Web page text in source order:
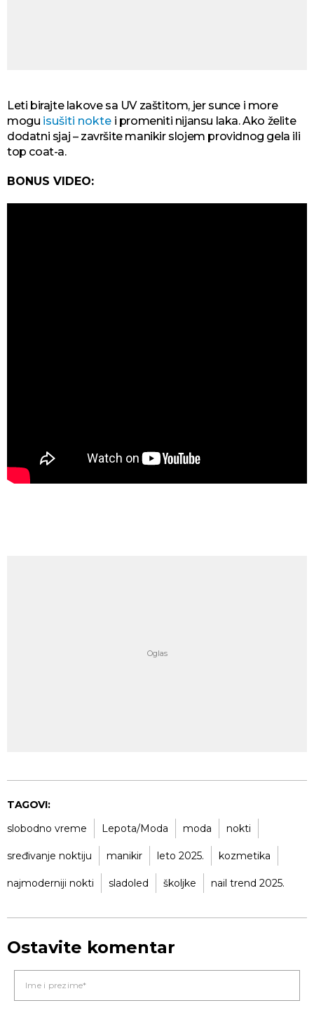
Leti birajte lakove sa UV zaštitom, jer sunce i more
mogu isušiti nokte i promeniti nijansu laka. Ako želite
dodatni sjaj – završite manikir slojem providnog gela ili
top coat-a.
BONUS VIDEO:
TAGOVI:
slobodno vreme
Lepota/Moda moda nokti
sređivanje noktiju manikir leto 2025. kozmetika
najmoderniji nokti sladoled školjke nail trend 2025.
Ostavite komentar